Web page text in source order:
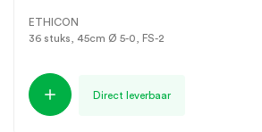
ETHICON
36 stuks, 45cm Ø 5-0, FS-2
Direct leverbaar